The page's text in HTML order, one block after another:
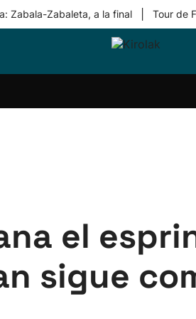
Zabala-Zabaleta, a la final Tour de
Equipos
el
sigue